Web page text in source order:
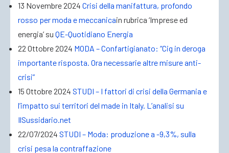
13 Novembre 2024 Crisi della manifattura, profondo
rosso per moda e meccanicain rubrica ‘Imprese ed
energia’ su QE-Quotidiano Energia
22 Ottobre 2024 MODA – Confartigianato: “Cig in deroga
importante risposta. Ora necessarie altre misure anti-
crisi”
15 Ottobre 2024 STUDI – I fattori di crisi della Germania e
l’impatto sui territori del made in Italy. L’analisi su
IlSussidario.net
22/07/2024 STUDI – Moda: produzione a -9,3%, sulla
crisi pesa la contraffazione